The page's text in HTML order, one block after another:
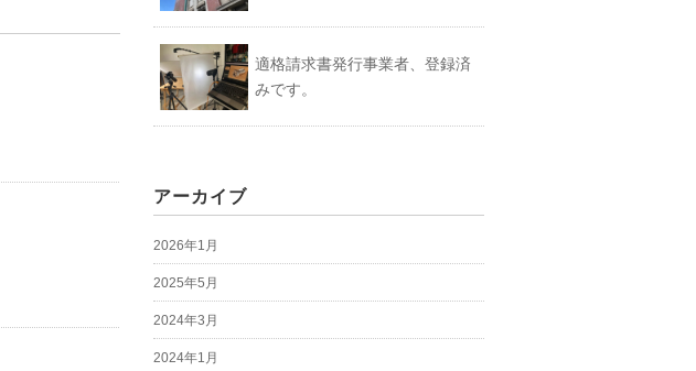
適格請求書発行事業者、登録済
みです。
アーカイブ
2026年1月
2025年5月
2024年3月
2024年1月